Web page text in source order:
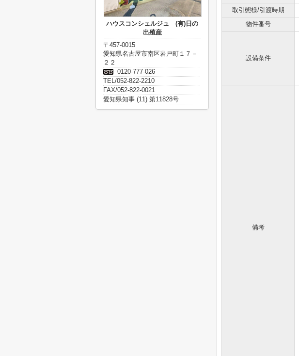
取引態様/引渡時期
物件番号
設備条件
備考
ハウスコンシェルジュ (有)日の
出殖産
〒457-0015
愛知県名古屋市南区岩戸町１７－
２２
0120-777-026
TEL/052-822-2210
FAX/052-822-0021
愛知県知事 (11) 第11828号